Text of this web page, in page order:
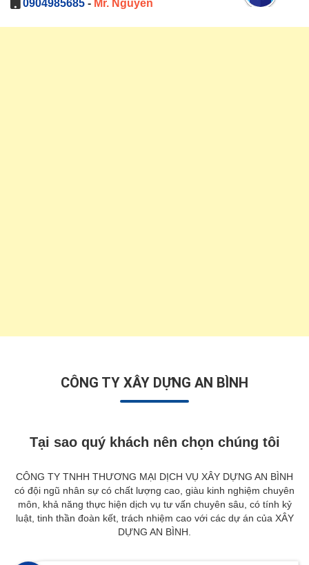
0904985685 - Mr. Nguyên
CÔNG TY XÂY DỰNG AN BÌNH
Tại sao quý khách nên chọn chúng tôi
CÔNG TY TNHH THƯƠNG MẠI DỊCH VỤ XÂY DỰNG AN BÌNH
có đội ngũ nhân sự có chất lượng cao, giàu kinh nghiệm chuyên
môn, khả năng thực hiện dịch vụ tư vấn chuyên sâu, có tính kỷ
luật, tinh thần đoàn kết, trách nhiệm cao với các dự án của XÂY
DỰNG AN BÌNH.